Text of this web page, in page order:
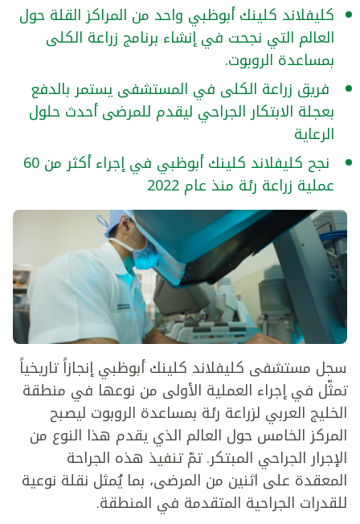
كليفلاند كلينك أبوظبي واحد من المراكز القلة حول
العالم التي نجحت في إنشاء برنامج زراعة الكلى
بمساعدة الروبوت.
فريق زراعة الكلى في المستشفى يستمر بالدفع
بعجلة الابتكار الجراحي ليقدم للمرضى أحدث حلول
الرعاية
نجح كليفلاند كلينك أبوظبي في إجراء أكثر من 60
عملية زراعة رئة منذ عام 2022
سجل مستشفى كليفلاند كلينك أبوظبي إنجازاً تاريخياً
تمثّل في إجراء العملية الأولى من نوعها في منطقة
الخليج العربي لزراعة رئة بمساعدة الروبوت ليصبح
المركز الخامس حول العالم الذي يقدم هذا النوع من
الإجرار الجراحي المبتكر. تمّ تنفيذ هذه الجراحة
المعقدة على اثنين من المرضى، بما يُمثل نقلة نوعية
للقدرات الجراحية المتقدمة في المنطقة.